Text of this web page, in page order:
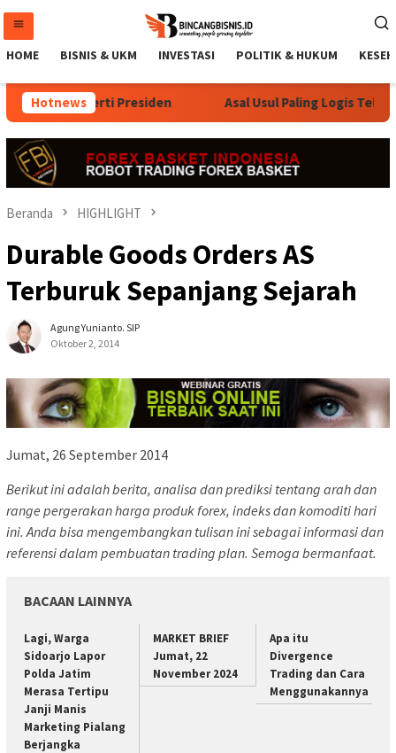
konten
HOME BISNIS & UKM INVESTASI POLITIK & HUKUM
Hotnews
Seperti Presiden Asal Usul Paling Logis Telaga
Beranda HIGHLIGHT
Durable Goods Orders AS
Terburuk Sepanjang Sejarah
Agung Yunianto. SIP
Oktober 2, 2014
Jumat, 26 September 2014
Berikut ini adalah berita, analisa dan prediksi tentang arah dan
range pergerakan harga produk forex, indeks dan komoditi hari
ini. Anda bisa mengembangkan tulisan ini sebagai informasi dan
referensi dalam pembuatan trading plan. Semoga bermanfaat.
BACAAN LAINNYA
Lagi, Warga
Sidoarjo Lapor
Polda Jatim
Merasa Tertipu
Janji Manis
Marketing Pialang
Berjangka
MARKET BRIEF
Jumat, 22
November 2024
Apa itu
Divergence
Trading dan Cara
Menggunakannya